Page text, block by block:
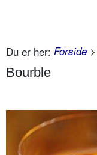
Du er her: Forside >
Bourble